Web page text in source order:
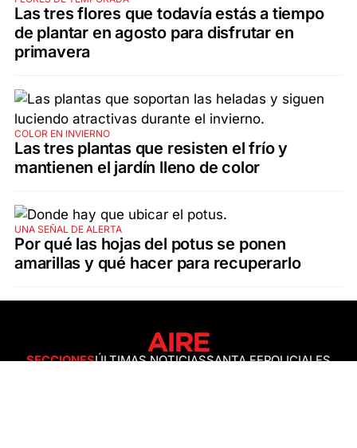
Las tres flores que todavía estás a tiempo
de plantar en agosto para disfrutar en
primavera
COLOR EN INVIERNO
Las tres plantas que resisten el frío y
mantienen el jardín lleno de color
UNA SEÑAL DE ALERTA
Por qué las hojas del potus se ponen
amarillas y qué hacer para recuperarlo
SECCIONESÚLTIMAS NOTICIASSANTA FEPOLICIALES